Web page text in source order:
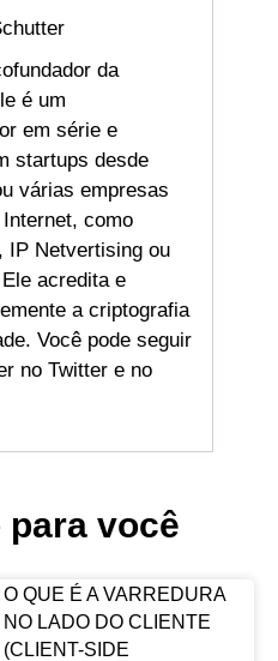
da
é um
em série e
startups desde
várias empresas
como
IP Netvertising ou
acredita e
a criptografia
Você pode seguir
no Twitter e no
para você
O QUE É A VARREDURA
NO LADO DO CLIENTE
(CLIENT-SIDE